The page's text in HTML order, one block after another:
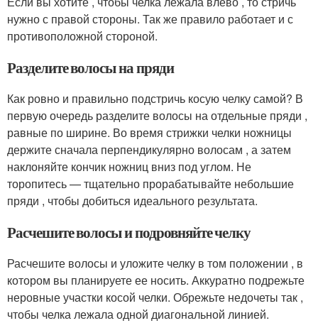
нужно с правой стороны. Так же правило работает и с
противоположной стороной.
Разделите волосы на пряди
Как ровно и правильно подстричь косую челку самой? В
первую очередь разделите волосы на отдельные пряди ,
равные по ширине. Во время стрижки челки ножницы
держите сначала перпендикулярно волосам , а затем
наклоняйте кончик ножниц вниз под углом. Не
торопитесь — тщательно прорабатывайте небольшие
пряди , чтобы добиться идеального результата.
Расчешите волосы и подровняйте челку
Расчешите волосы и уложите челку в том положении , в
котором вы планируете ее носить. Аккуратно подрежьте
неровные участки косой челки. Обрежьте недочеты так ,
чтобы челка лежала одной диагональной линией.